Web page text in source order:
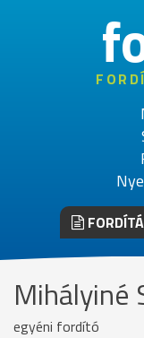
Mihályiné
egyéni fordító